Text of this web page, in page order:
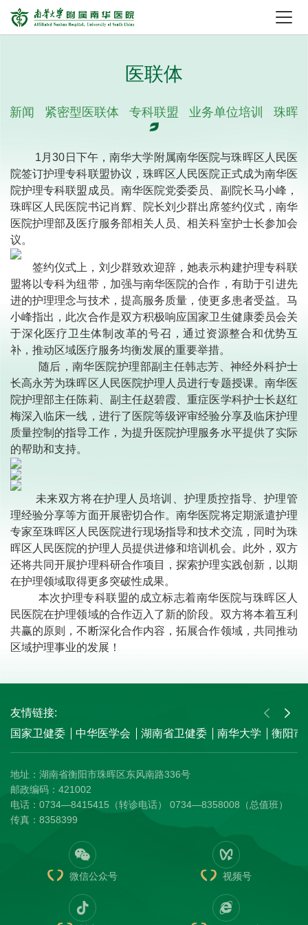
医联体
新闻 紧密型医联体 专科联盟 业务单位培训 珠晖
1月30日下午，南华大学附属南华医院与珠晖区人民医
院签订护理专科联盟协议，珠晖区人民医院正式成为南华医
院护理专科联盟成员。南华医院党委委员、副院长马小峰，
珠晖区人民医院书记肖辉、院长刘少群出席签约仪式，南华
医院护理部及医疗服务部相关人员、相关科室护士长参加会
议。
签约仪式上，刘少群致欢迎辞，她表示构建护理专科联
盟将以专科为纽带，加强与南华医院的合作，有助于引进先
进的护理理念与技术，提高服务质量，使更多患者受益。马
小峰指出，此次合作是双方积极响应国家卫生健康委员会关
于深化医疗卫生体制改革的号召，通过资源整合和优势互
补，推动区域医疗服务均衡发展的重要举措。
随后，南华医院护理部副主任韩志芳、神经外科护士
长高永芳为珠晖区人民医院护理人员进行专题授课。南华医
院护理部主任陈莉、副主任赵碧霞、重症医学科护士长赵红
梅深入临床一线，进行了医院等级评审经验分享及临床护理
质量控制的指导工作，为提升医院护理服务水平提供了实际
的帮助和支持。
未来双方将在护理人员培训、护理质控指导、护理管
理经验分享等方面开展密切合作。南华医院将定期派遣护理
专家至珠晖区人民医院进行现场指导和技术交流，同时为珠
晖区人民医院的护理人员提供进修和培训机会。此外，双方
还将共同开展护理科研合作项目，探索护理实践创新，以期
在护理领域取得更多突破性成果。
本次护理专科联盟的成立标志着南华医院与珠晖区人
民医院在护理领域的合作迈入了新的阶段。双方将本着互利
共赢的原则，不断深化合作内容，拓展合作领域，共同推动
区域护理事业的发展！
友情链接:
国家卫健委
中华医学会 湖南省卫健委 南华大学 衡阳市
地址：湖南省衡阳市珠晖区东风南路336号
邮政编码：421002
电话：0734—8415415（转诊电话） 0734—8358008（总值班）
传真：8358399
微信公众号 视频号